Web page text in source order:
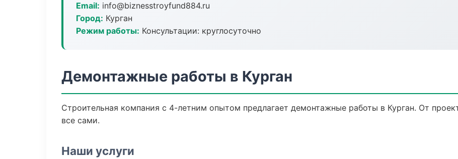
Email: info@biznesstroyfund884.ru
Город: Курган
Режим работы: Консультации: круглосуточно
Демонтажные работы в Курган
Строительная компания с 4-летним опытом предлагает демонтажные работы в Курган. От
все сами.
Наши услуги